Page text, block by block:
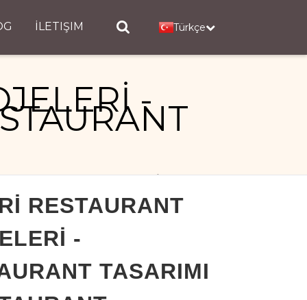
İLETIŞIM Türkçe
-
- RESTAURANT PROJELERİ
RESTAURANT
-
TASARIMI